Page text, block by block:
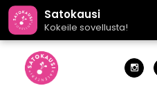
Satokausi
Kokeile sovellusta!